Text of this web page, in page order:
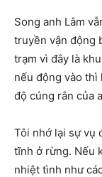
Song anh Lâm
truyền vận động
trạm vì đây là
nếu động vào thì
độ cúng rắn của
Tôi nhớ lại sự vụ
tĩnh ở rừng. Nếu
nhiệt tình như